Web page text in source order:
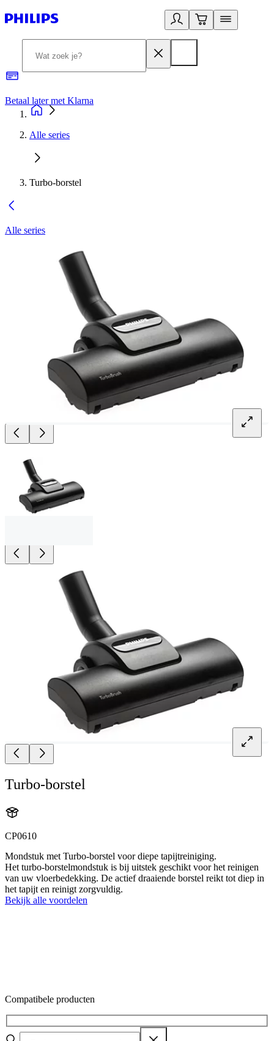
Betaal later met Klarna
Alle series
Turbo-borstel
Alle series
Turbo-borstel
CP0610
Mondstuk met Turbo-borstel voor diepe tapijtreiniging.
Het turbo-borstelmondstuk is bij uitstek geschikt voor het reinigen
van uw vloerbedekking. De actief draaiende borstel reikt tot diep in
het tapijt en reinigt zorgvuldig.
Bekijk alle voordelen
Compatibele producten